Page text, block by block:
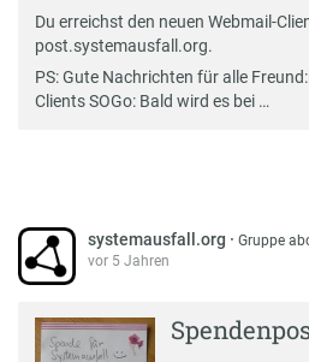
Du erreichst den neuen Webmail-
post.systemausfall.org.
PS: Gute Nachrichten für alle
ClientsSOGo: Bald wird es bei …
systemausfall.org ·Gruppe
vor 5 Jahren